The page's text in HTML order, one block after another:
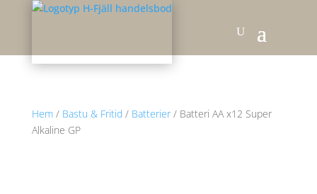
Hem/ Bastu & Fritid / Batterier/ Batteri AA x12 Super
Alkaline GP